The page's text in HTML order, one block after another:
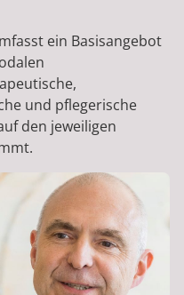
ein Basisangebot
und pflegerische
den jeweiligen